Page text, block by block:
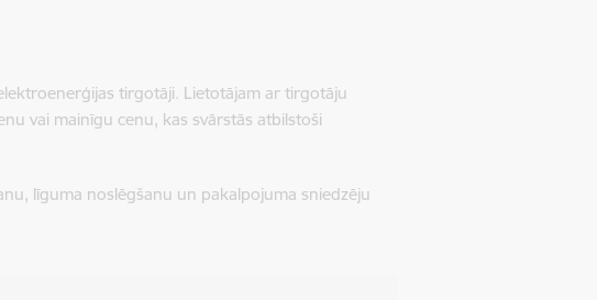
tirgotāji. Lietotājam ar tirgotāju
vai mainīgu cenu, kas svārstās atbilstoši
līguma noslēgšanu un pakalpojuma sniedzēju